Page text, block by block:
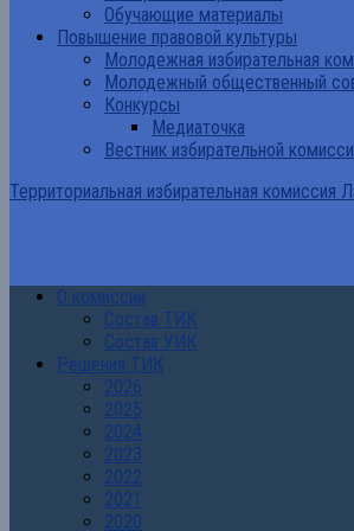
Обучающие материалы
Повышение правовой культуры
Молодежная избирательная
Молодежный общественный
Конкурсы
Медиаточка
Вестник избирательной
Территориальная избирательная комиссия
О комиссии
Состав ТИК
Состав УИК
Решения ТИК
2026
2025
2024
2023
2022
2021
2020